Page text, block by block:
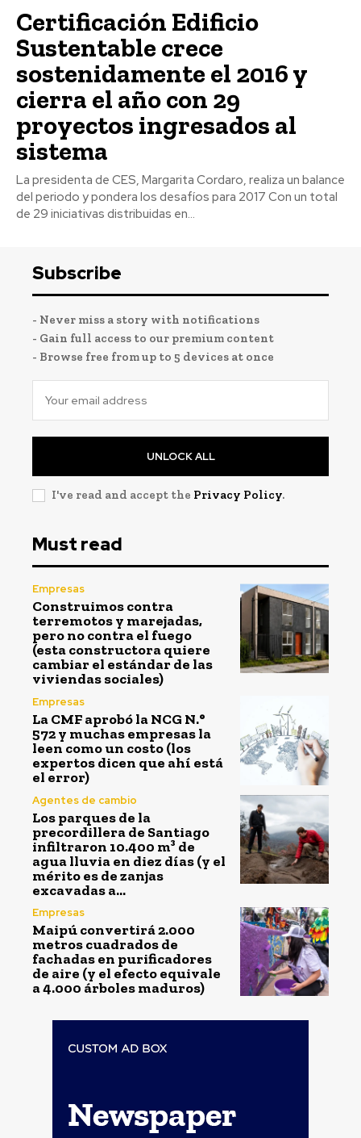
Certificación Edificio
Sustentable crece
sostenidamente el 2016 y
cierra el año con 29
proyectos ingresados al
sistema
La presidenta de CES, Margarita Cordaro, realiza un balance
del periodo y pondera los desafíos para 2017 Con un total
de 29 iniciativas distribuidas en...
Subscribe
- Never miss a story with notifications
- Gain full access to our premium content
- Browse free from up to 5 devices at once
UNLOCK ALL
I've read and accept the Privacy Policy.
Must read
Empresas
Construimos contra
terremotos y marejadas,
pero no contra el fuego
(esta constructora quiere
cambiar el estándar de las
viviendas sociales)
Empresas
La CMF aprobó la NCG N.°
572 y muchas empresas la
leen como un costo (los
expertos dicen que ahí está
el error)
Agentes de cambio
Los parques de la
precordillera de Santiago
infiltraron 10.400 m³ de
agua lluvia en diez días (y el
mérito es de zanjas
excavadas a...
Empresas
Maipú convertirá 2.000
metros cuadrados de
fachadas en purificadores
de aire (y el efecto equivale
a 4.000 árboles maduros)